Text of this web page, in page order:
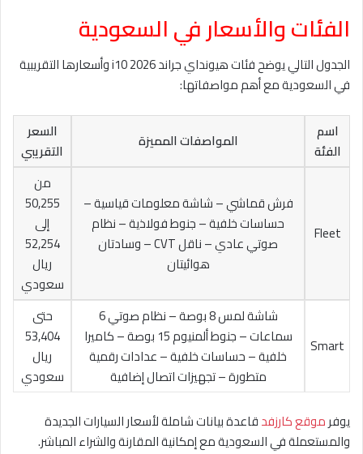
الفئات والأسعار في السعودية
الجدول التالي يوضح فئات هيونداي جراند i10 2026 وأسعارها التقريبية
في السعودية مع أهم مواصفاتها:
اسم
الفئة
المواصفات المميزة
السعر
التقريبي
Fleet
فرش قماشي – شاشة معلومات قياسية –
حساسات خلفية – جنوط فولاذية – نظام
صوتي عادي – ناقل CVT – وسادتان
هوائيتان
من
50,255
إلى
52,254
ريال
سعودي
Smart
شاشة لمس 8 بوصة – نظام صوتي 6
سماعات – جنوط ألمنيوم 15 بوصة – كاميرا
خلفية – حساسات خلفية – عدادات رقمية
متطورة – تجهيزات اتصال إضافية
حتى
53,404
ريال
سعودي
يوفرموقع كارزفدقاعدة بيانات شاملة لأسعار السيارات الجديدة
والمستعملة في السعودية مع إمكانية المقارنة والشراء المباشر.